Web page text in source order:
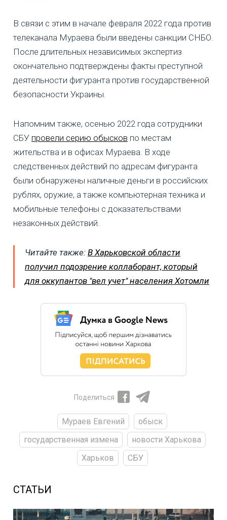
В связи с этим в начале февраля 2022 года против
телеканала Мураева были введены санкции СНБО.
После длительных независимых экспертиз
окончательно подтверждены факты преступной
деятельности фигуранта против государственной
безопасности Украины.
Напомним также, осенью 2022 года сотрудники
СБУ провели серию обысков по местам
жительства и в офисах Мураева. В ходе
следственных действий по адресам фигуранта
были обнаружены наличные деньги в российских
рублях, оружие, а также компьютерная техника и
мобильные телефоны с доказательствами
незаконных действий.
Читайте также: В Харьковской области
получил подозрение коллаборант, который
для оккупантов "вел учет" населения Хотомли
Поделиться
Мураев Евгений
обыск
государственная измена
новости Харькова
Харьков
СБУ
СТАТЬИ